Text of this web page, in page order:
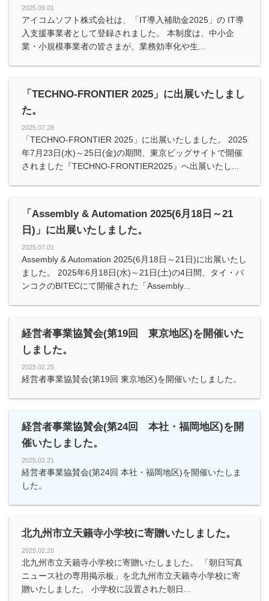
2025.09.01
アイコムソフト株式会社は、「IT導入補助金2025」の IT導
入支援事業者として登録されました。 本制度は、中小企
業・小規模事業者の皆さまが、業務効率化や生...
「TECHNO-FRONTIER 2025」に出展いたしまし
た。
2025.07.28
「TECHNO-FRONTIER 2025」に出展いたしました。 2025
年7月23日(水)～25日(金)の期間、東京ビッグサイトで開催
されました『TECHNO-FRONTIER2025』へ出展いたし...
「Assembly & Automation 2025(6月18日～21
日)」に出展いたしました。
2025.07.01
Assembly & Automation 2025(6月18日～21日)に出展いたし
ました。 2025年6月18日(水)～21日(土)の4日間、タイ・バ
ンコクのBITECにて開催された「Assembly...
経営者事業協賛会(第19回 東京地区)を開催いた
しました。
2025.02.25
経営者事業協賛会(第19回 東京地区)を開催いたしました。
経営者事業協賛会(第24回 本社・福岡地区)を開
催いたしました。
2025.02.21
経営者事業協賛会(第24回 本社・福岡地区)を開催いたしま
した。
北九州市立天籟寺小学校に寄贈いたしました。
2025.02.20
北九州市立天籟寺小学校に寄贈いたしました。 「朝日写真
ニュース社の専用掲示板」を北九州市立天籟寺小学校に寄
贈いたしました。 小学校に設置された朝日...